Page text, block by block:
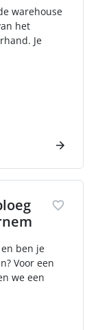
warehouse
het
Je
ben je
Voor een
we een